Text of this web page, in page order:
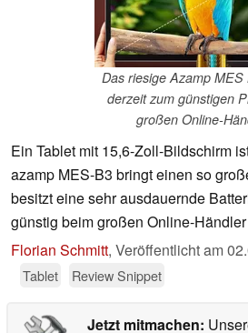
Das riesige Azamp MES
derzeit zum günstigen
großen Online-
Ein Tablet mit 15,6-Zoll-Bildschirm
azamp MES-B3 bringt einen so
besitzt eine sehr ausdauernde
günstig beim großen Online-
Florian Schmitt, Veröffentlicht am
Tablet
Review Snippet
Jetzt mitmachen: